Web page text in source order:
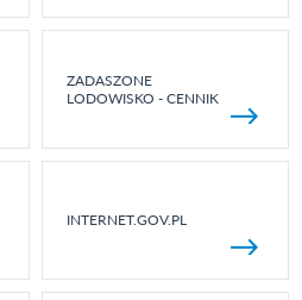
ZADASZONE
LODOWISKO - CENNIK
INTERNET.GOV.PL